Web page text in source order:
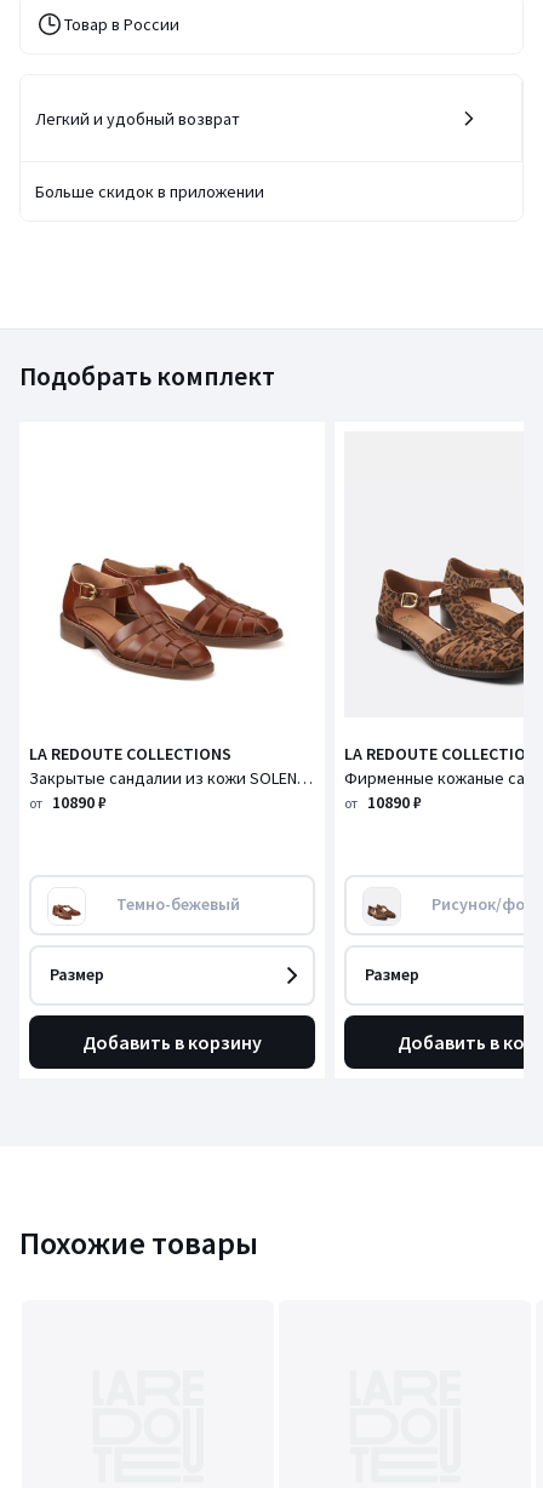
Товар в России
Легкий и удобный возврат
Больше скидок в приложении
Подобрать комплект
LA REDOUTE COLLECTIONS
Закрытые сандалии из кожи SOLENN / СОЛЛЕН
от 10890 ₽
Темно-бежевый
Размер
Добавить в корзину
LA REDOUTE
от 10890 ₽
Рисунок/фон
Размер
Добавить в
Похожие товары